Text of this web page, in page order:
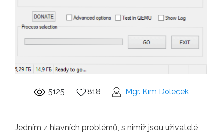
5125 818 Mgr. Kim Doleček
Jedním z hlavních problémů, s nimiž jsou uživatelé